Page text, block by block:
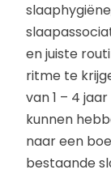
en juiste
ritme te
van 1 – 4
kunnen
naar een
bestaande